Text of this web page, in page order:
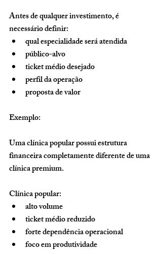
Antes de qualquer investimento, é
necessário definir:
qual especialidade será atendida
público-alvo
ticket médio desejado
perfil da operação
proposta de valor
Exemplo:
Uma clínica popular possui estrutura
financeira completamente diferente de uma
clínica premium.
Clínica popular:
alto volume
ticket médio reduzido
forte dependência operacional
foco em produtividade